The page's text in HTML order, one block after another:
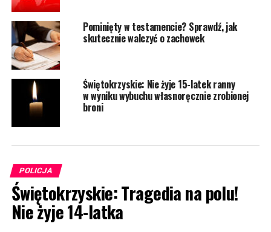
Pominięty w testamencie? Sprawdź, jak
skutecznie walczyć o zachowek
Świętokrzyskie: Nie żyje 15-latek ranny
w wyniku wybuchu własnoręcznie zrobionej
broni
POLICJA
Świętokrzyskie: Tragedia na polu!
Nie żyje 14-latka